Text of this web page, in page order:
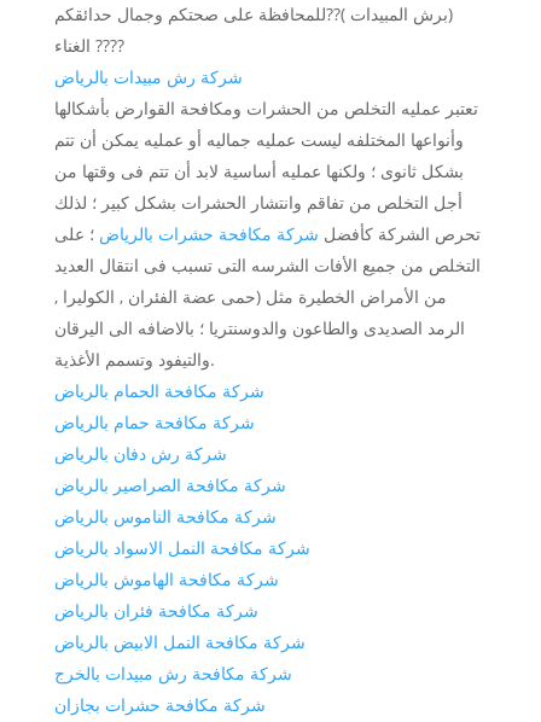
(برش المبيدات )??للمحافظة على صحتكم وجمال حدائقكم
الغناء ????
شركة رش مبيدات بالرياض
تعتبر عمليه التخلص من الحشرات ومكافحة القوارض بأشكالها
وأنواعها المختلفه ليست عمليه جماليه أو عمليه يمكن أن تتم
بشكل ثانوى ؛ ولكنها عمليه أساسية لابد أن تتم فى وقتها من
أجل التخلص من تفاقم وانتشار الحشرات بشكل كبير ؛ لذلك
تحرص الشركة كأفضل شركة مكافحة حشرات بالرياض ؛ على
التخلص من جميع الأفات الشرسه التى تسبب فى انتقال العديد
من الأمراض الخطيرة مثل (حمى عضة الفئران , الكوليرا ,
الرمد الصديدى والطاعون والدوسنتريا ؛ بالاضافه الى اليرقان
والتيفود وتسمم الأغذية.
شركة مكافحة الحمام بالرياض
شركة مكافحة حمام بالرياض
شركة رش دفان بالرياض
شركة مكافحة الصراصير بالرياض
شركة مكافحة الناموس بالرياض
شركة مكافحة النمل الاسواد بالرياض
شركة مكافحة الهاموش بالرياض
شركة مكافحة فئران بالرياض
شركة مكافحة النمل الابيض بالرياض
شركة مكافحة رش مبيدات بالخرج
شركة مكافحة حشرات بجازان